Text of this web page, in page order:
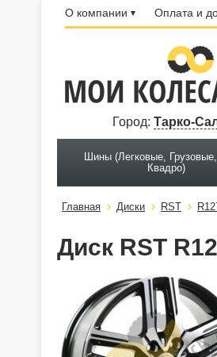
О компании Оплата и
Город: Тарко-
Шины (Легковые,
Квадро)
Главная Диски RST
Диск RST